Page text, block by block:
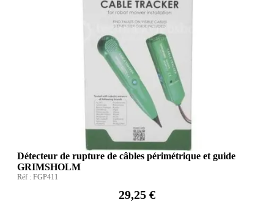
Détecteur de rupture de câbles périmétrique et guide
GRIMSHOLM
Réf : FGP411
29,25 €